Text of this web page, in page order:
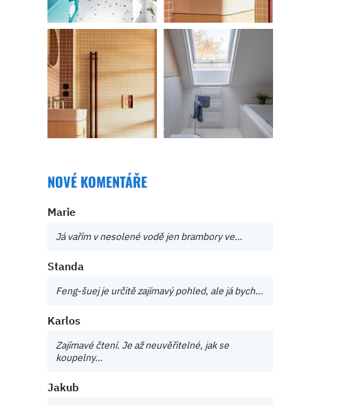
NOVÉ KOMENTÁŘE
Marie
Já vařím v nesolené vodě jen brambory ve…
Standa
Feng-šuej je určitě zajímavý pohled, ale já bych…
Karlos
Zajímavé čtení. Je až neuvěřitelné, jak se
koupelny…
Jakub